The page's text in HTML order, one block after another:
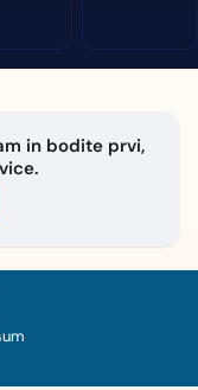
in bodite prvi,